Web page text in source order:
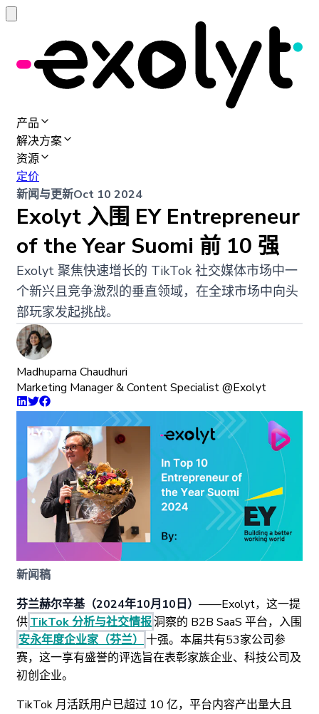
产品
解决方案
资源
定价
新闻与更新Oct 10 2024
Exolyt 入围 EY Entrepreneur
of the Year Suomi 前 10 强
Exolyt 聚焦快速增长的 TikTok 社交媒体市场中一
个新兴且竞争激烈的垂直领域，在全球市场中向头
部玩家发起挑战。
Madhuparna Chaudhuri
Marketing Manager & Content Specialist @Exolyt
新闻稿
芬兰赫尔辛基（2024年10月10日） ——Exolyt，这一提
供TikTok 分析与社交情报洞察的 B2B SaaS 平台，入围
安永年度企业家（芬兰） 十强。本届共有53家公司参
赛，这一享有盛誉的评选旨在表彰家族企业、科技公司及
初创企业。
TikTok 月活跃用户已超过 10 亿，平台内容产出量大且